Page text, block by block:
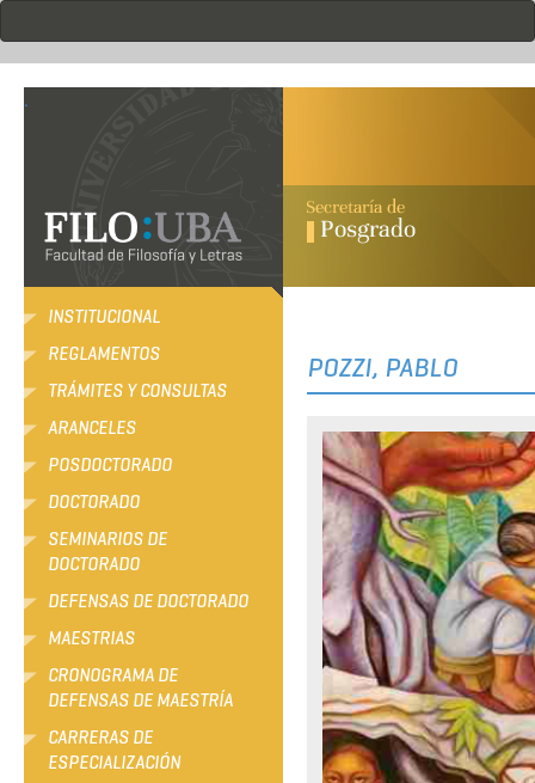
al
contenido
principal
.
INSTITUCIONAL
REGLAMENTOS
TRÁMITES Y CONSULTAS
ARANCELES
POSDOCTORADO
DOCTORADO
SEMINARIOS DE
DOCTORADO
DEFENSAS DE DOCTORADO
MAESTRIAS
CRONOGRAMA DE
DEFENSAS DE MAESTRÍA
CARRERAS DE
ESPECIALIZACIÓN
POZZI, PABLO